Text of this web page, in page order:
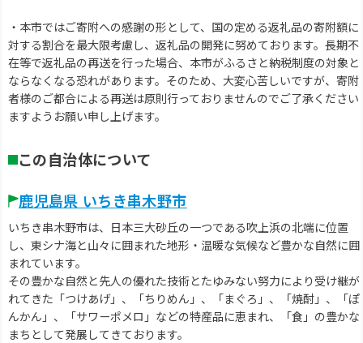
・本市ではご寄附への感謝の形として、国の定める返礼品の寄附額に
対する割合を最大限考慮し、返礼品の開発に努めております。長期不
在等で返礼品の再送を行った場合、本市がふるさと納税制度の対象と
ならなくなる恐れがあります。そのため、大変心苦しいですが、寄附
者様のご都合による再送は原則行っておりませんのでご了承ください
ますようお願い申し上げます。
この自治体について
鹿児島県 いちき串木野市
いちき串木野市は、日本三大砂丘の一つである吹上浜の北端に位置
し、東シナ海と山々に囲まれた地形・温暖な気候など豊かな自然に囲
まれています。
その豊かな自然と先人の優れた技術とたゆみない努力により受け継が
れてきた「つけあげ」、「ちりめん」、「まぐろ」、「焼酎」、「ぽ
んかん」、「サワーポメロ」などの特産品に恵まれ、「食」の豊かな
まちとして発展してきております。